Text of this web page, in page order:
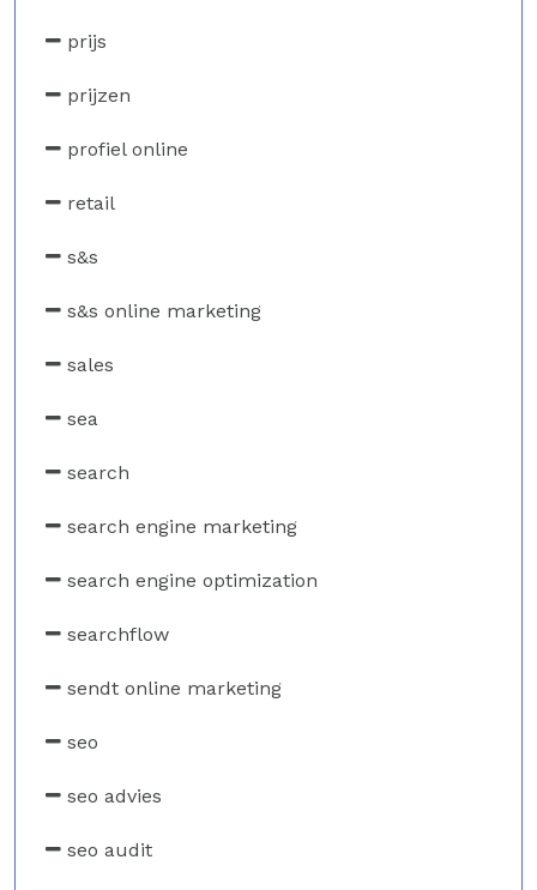
prijs
prijzen
profiel online
retail
s&s
s&s online marketing
sales
sea
search
search engine marketing
search engine optimization
searchflow
sendt online marketing
seo
seo advies
seo audit